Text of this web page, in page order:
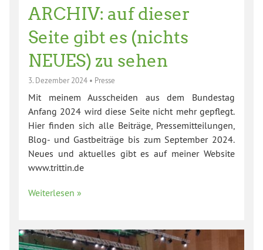
ARCHIV: auf dieser
Seite gibt es (nichts
NEUES) zu sehen
3. Dezember 2024 • Presse
Mit meinem Ausscheiden aus dem Bundestag
Anfang 2024 wird diese Seite nicht mehr gepflegt.
Hier finden sich alle Beiträge, Pressemitteilungen,
Blog- und Gastbeiträge bis zum September 2024.
Neues und aktuelles gibt es auf meiner Website
www.trittin.de
Weiterlesen »